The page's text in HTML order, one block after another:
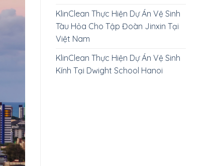
KlinClean Thực Hiện Dự Án Vệ Sinh
Tàu Hỏa Cho Tập Đoàn Jinxin Tại
Việt Nam
KlinClean Thực Hiện Dự Án Vệ Sinh
Kính Tại Dwight School Hanoi